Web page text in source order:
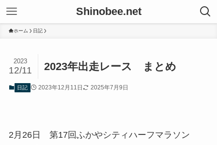
Shinobee.net
ホーム 日記
2023年出走レース まとめ
2023
12/11
日記 2023年12月11日 2025年7月9日
2月26日 第17回ふかやシティハーフマラソン